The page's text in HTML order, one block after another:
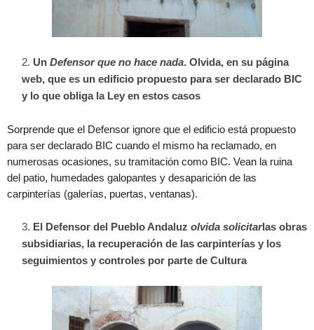
Un Defensor que no hace nada. Olvida, en su página
web, que es un edificio propuesto para ser declarado BIC
y lo que obliga la Ley en estos casos
Sorprende que el Defensor ignore que el edificio está propuesto
para ser declarado BIC cuando el mismo ha reclamado, en
numerosas ocasiones, su tramitación como BIC. Vean la ruina
del patio, humedades galopantes y desaparición de las
carpinterías (galerías, puertas, ventanas).
El Defensor del Pueblo Andaluz olvida solicitarlas obras
subsidiarias, la recuperación de las carpinterías y los
seguimientos y controles por parte de Cultura